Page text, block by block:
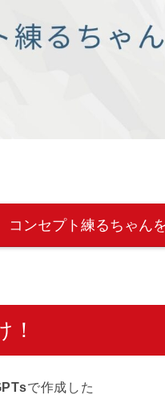
コンセプト練るちゃん
！
で作成した